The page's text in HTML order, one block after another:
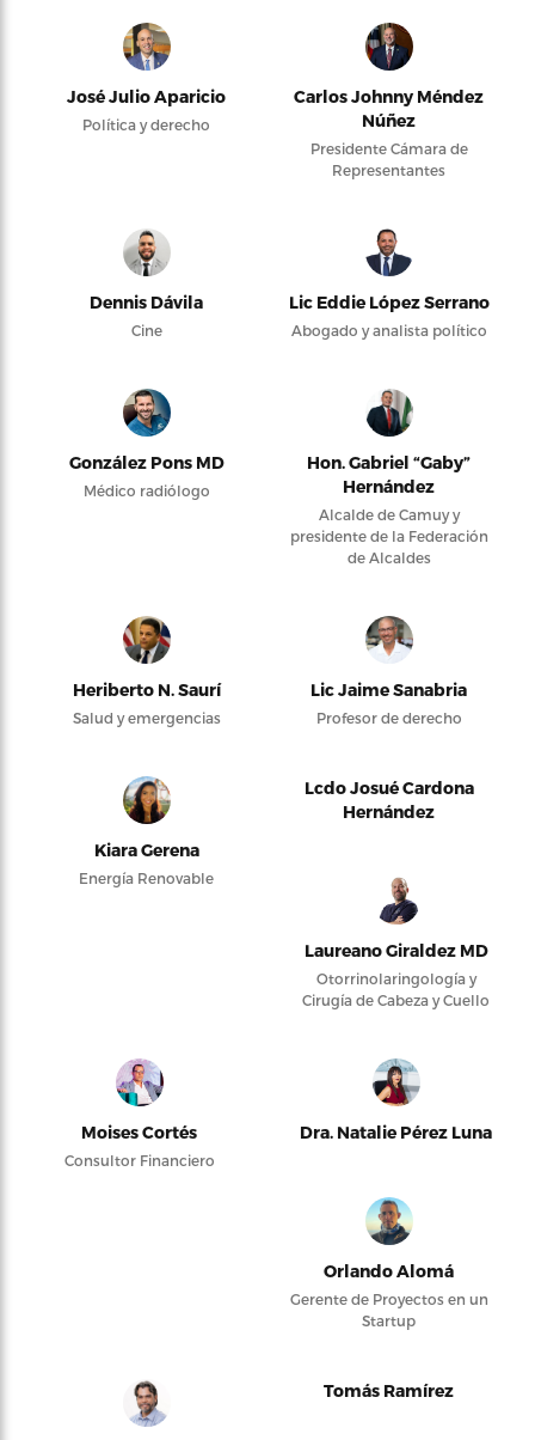
José Julio Aparicio
Política y derecho
Carlos Johnny Méndez
Núñez
Presidente Cámara de
Representantes
Dennis Dávila
Cine
Lic Eddie López Serrano
Abogado y analista político
González Pons MD
Médico radiólogo
Hon. Gabriel “Gaby”
Hernández
Alcalde de Camuy y
presidente de la Federación
de Alcaldes
Heriberto N. Saurí
Salud y emergencias
Lic Jaime Sanabria
Profesor de derecho
Kiara Gerena
Energía Renovable
Lcdo Josué Cardona
Hernández
Laureano Giraldez MD
Otorrinolaringología y
Cirugía de Cabeza y Cuello
Moises Cortés
Consultor Financiero
Dra. Natalie Pérez Luna
Orlando Alomá
Gerente de Proyectos en un
Startup
Tomás Ramírez